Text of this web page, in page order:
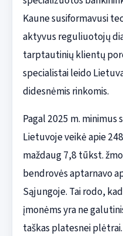
Kaune susiformavusi
aktyvus reguliuotojų
tarptautinių klientų
specialistai leido
didesnėmis rinkomis.
Pagal 2025 m.
Lietuvoje veikė apie
maždaug 7,8 tūkst.
bendrovės aptarnavo
Sąjungoje. Tai rodo,
įmonėms yra ne
taškas platesnei plėtrai.